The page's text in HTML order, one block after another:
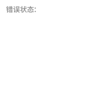
错误状态：